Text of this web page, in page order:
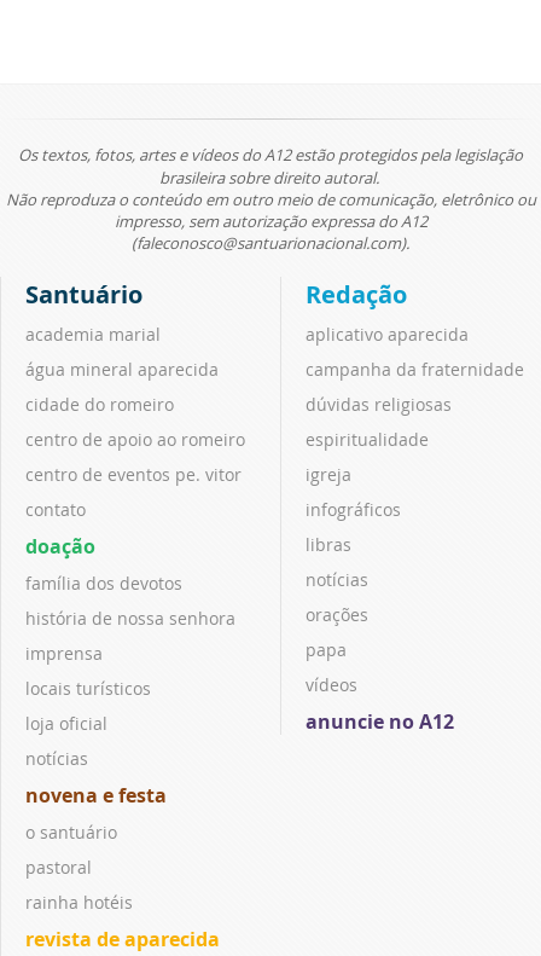
Os textos, fotos, artes e vídeos do A12 estão protegidos pela legislação
brasileira sobre direito autoral.
Não reproduza o conteúdo em outro meio de comunicação, eletrônico ou
impresso, sem autorização expressa do A12
(faleconosco@santuarionacional.com).
Santuário
academia marial
água mineral aparecida
cidade do romeiro
centro de apoio ao romeiro
centro de eventos pe. vitor
contato
doação
família dos devotos
história de nossa senhora
imprensa
locais turísticos
loja oficial
notícias
novena e festa
o santuário
pastoral
rainha hotéis
revista de aparecida
Redação
aplicativo aparecida
campanha da fraternidade
dúvidas religiosas
espiritualidade
igreja
infográficos
libras
notícias
orações
papa
vídeos
anuncie no A12